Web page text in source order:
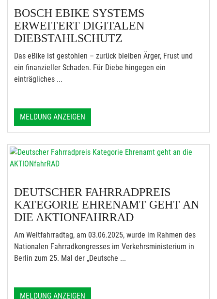
BOSCH EBIKE SYSTEMS
ERWEITERT DIGITALEN
DIEBSTAHLSCHUTZ
Das eBike ist gestohlen – zurück bleiben Ärger, Frust und
ein finanzieller Schaden. Für Diebe hingegen ein
einträgliches ...
MELDUNG ANZEIGEN
DEUTSCHER FAHRRADPREIS
KATEGORIE EHRENAMT GEHT AN
DIE AKTIONFAHRRAD
Am Weltfahrradtag, am 03.06.2025, wurde im Rahmen des
Nationalen Fahrradkongresses im Verkehrsministerium in
Berlin zum 25. Mal der „Deutsche ...
MELDUNG ANZEIGEN